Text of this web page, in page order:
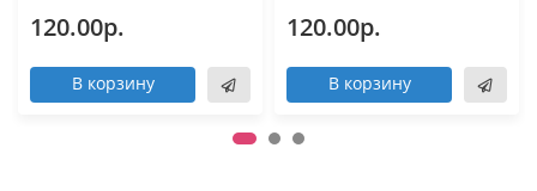
120.00р.
В корзину
120.00р.
В корзину